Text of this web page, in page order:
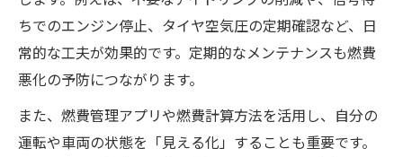
ちでのエンジン停止、タイヤ空気圧の定期確認など、日
常的な工夫が効果的です。定期的なメンテナンスも燃費
悪化の予防につながります。
また、燃費管理アプリや燃費計算方法を活用し、自分の
運転や車両の状態を「見える化」することも重要です。